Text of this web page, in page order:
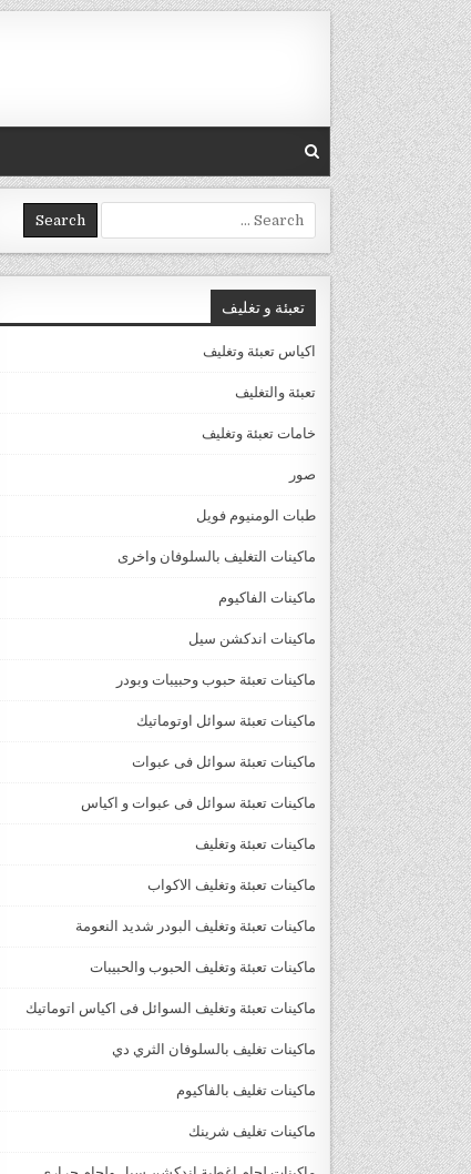
Skip to content
Search for:
تعبئة و تغليف
اكياس تعبئة وتغليف
تعبئة والتغليف
خامات تعبئة وتغليف
صور
طبات الومنيوم فويل
ماكينات التغليف بالسلوفان واخرى
ماكينات الفاكيوم
ماكينات اندكشن سيل
ماكينات تعبئة حبوب وحبيبات وبودر
ماكينات تعبئة سوائل اوتوماتيك
ماكينات تعبئة سوائل فى عبوات
ماكينات تعبئة سوائل فى عبوات و اكياس
ماكينات تعبئة وتغليف
ماكينات تعبئة وتغليف الاكواب
ماكينات تعبئة وتغليف البودر شديد النعومة
ماكينات تعبئة وتغليف الحبوب والحبيبات
ماكينات تعبئة وتغليف السوائل فى اكياس اتوماتيك
ماكينات تغليف بالسلوفان الثري دي
ماكينات تغليف بالفاكيوم
ماكينات تغليف شرينك